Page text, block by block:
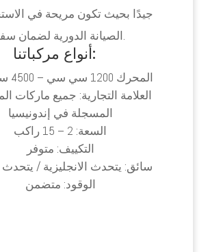
جيدًا بحيث تكون مريحة في
الصيانة الدورية لضمان سفرك.
أنواع مركباتنا:
المحرك 1200 سي سي – 4500 سي سي
العلامة التجارية: جميع ماركات
المسجلة في إندونيسيا
السعة: 2 – 15 راكب
التكييف: متوفر
سائق: يتحدث الانجليزية / يتحدث
الوقود: متضمن